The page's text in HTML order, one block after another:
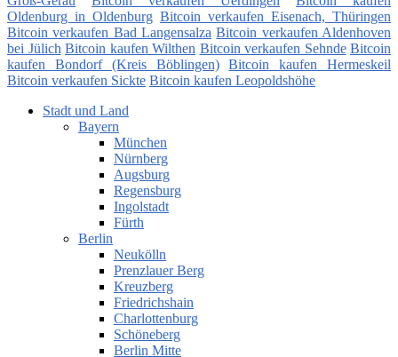
Oldenburg in Oldenburg Bitcoin verkaufen Eisenach, Thüringen
Bitcoin verkaufen Bad Langensalza Bitcoin verkaufen Aldenhoven
bei Jülich Bitcoin kaufen Wilthen Bitcoin verkaufen Sehnde Bitcoin
kaufen Bondorf (Kreis Böblingen)
Bitcoin kaufen Hermeskeil
Bitcoin verkaufen Sickte Bitcoin kaufen Leopoldshöhe
Stadt und Land
Bayern
München
Nürnberg
Augsburg
Regensburg
Ingolstadt
Fürth
Berlin
Neukölln
Prenzlauer Berg
Kreuzberg
Friedrichshain
Charlottenburg
Schöneberg
Berlin Mitte